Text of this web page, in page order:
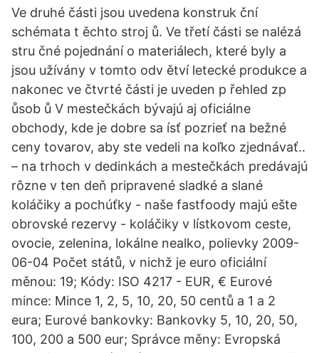
Ve druhé části jsou uvedena konstruk ční
schémata t ěchto stroj ů. Ve třetí části se nalézá
stru čné pojednání o materiálech, které byly a
jsou užívány v tomto odv ětví letecké produkce a
nakonec ve čtvrté části je uveden p řehled zp
ůsob ů V mestečkách bývajú aj oficiálne
obchody, kde je dobre sa ísť pozrieť na bežné
ceny tovarov, aby ste vedeli na koľko zjednávať..
– na trhoch v dedinkách a mestečkách predávajú
rôzne v ten deň pripravené sladké a slané
koláčiky a pochúťky - naše fastfoody majú ešte
obrovské rezervy - koláčiky v lístkovom ceste,
ovocie, zelenina, lokálne nealko, polievky 2009-
06-04 Počet států, v nichž je euro oficiální
měnou: 19; Kódy: ISO 4217 - EUR, € Eurové
mince: Mince 1, 2, 5, 10, 20, 50 centů a 1 a 2
eura; Eurové bankovky: Bankovky 5, 10, 20, 50,
100, 200 a 500 eur; Správce měny: Evropská